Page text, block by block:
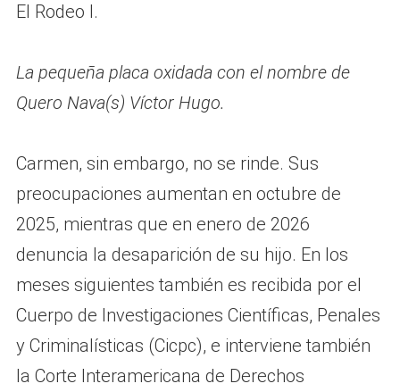
El Rodeo I.
La pequeña placa oxidada con el nombre de
Quero Nava(s) Víctor Hugo.
Carmen, sin embargo, no se rinde. Sus
preocupaciones aumentan en octubre de
2025, mientras que en enero de 2026
denuncia la desaparición de su hijo. En los
meses siguientes también es recibida por el
Cuerpo de Investigaciones Científicas, Penales
y Criminalísticas (Cicpc), e interviene también
la Corte Interamericana de Derechos